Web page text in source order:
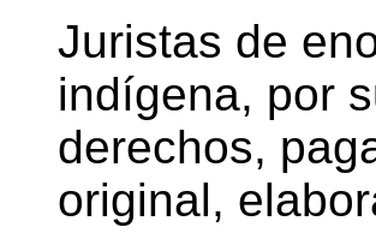
Juristas de
indígena, por
derechos,
original,